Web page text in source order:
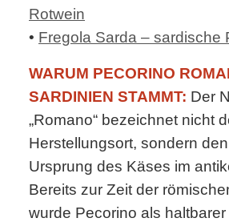
Rotwein
• Fregola Sarda – sardische
WARUM PECORINO
SARDINIEN STAMMT: Der
„Romano“ bezeichnet nicht
Herstellungsort, sondern
Ursprung des Käses im
Bereits zur Zeit der
wurde Pecorino als